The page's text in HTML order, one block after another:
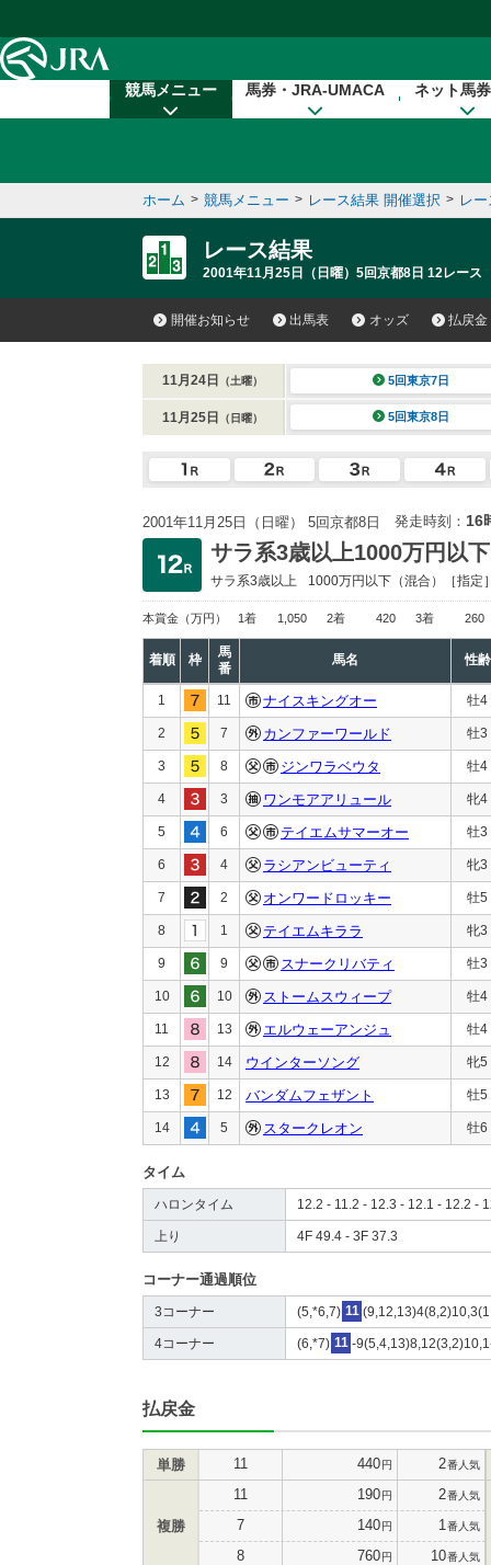
競馬メニュー 馬券・JRA-UMACA ネット馬
ホーム > 競馬メニュー > レース結果 開催選択 > レ
レース結果
2001年11月25日（日曜）5回京都8日 12レース
開催お知らせ 出馬表 オッズ 払戻金
11月24日 （土曜） 5回東京7日
11月25日 （日曜） 5回東京8日
2001年11月25日（日曜） 5回京都8日 発走時刻： 16
サラ系3歳以上1000万円以下
サラ系3歳以上 1000万円以下 （混合）［指定
本賞金 （万円） 1着 1,050 2着 420 3着 260
着順 枠
馬
番
馬名 性齢
1 11 ナイスキングオー 牡4
2 7 カンファーワールド 牡3
3 8 ジンワラベウタ 牡4
4 3 ワンモアアリュール 牝4
5 6 テイエムサマーオー 牡3
6 4 ラシアンビューティ 牝3
7 2 オンワードロッキー 牡5
8 1 テイエムキララ 牝3
9 9 スナークリバティ 牡3
10 10 ストームスウィープ 牡4
11 13 エルウェーアンジュ 牡4
12 14 ウインターソング 牝5
13 12 バンダムフェザント 牡5
14 5 スタークレオン 牡6
タイム
ハロンタイム 12.2 - 11.2 - 12.3 - 12.1 - 12.2 -
上り 4F 49.4 - 3F 37.3
コーナー通過順位
3コーナー (5,*6,7) 11
4コーナー (6,*7) 11 -
払戻金
単勝 11 440円 2番人気
複勝
11 190円 2番人気
7 140円 1 番人気
8 760円 10番人気